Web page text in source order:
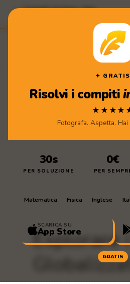
Compiti di Casa · App
✦ GRATIS
Risolvi i compiti
Fotografa. Aspetta.
30s
PER SOLUZIONE
0€
PER
Matematica Fisica Inglese
SCARICA SU
App Store
GRATIS
di Casa
Esplorare